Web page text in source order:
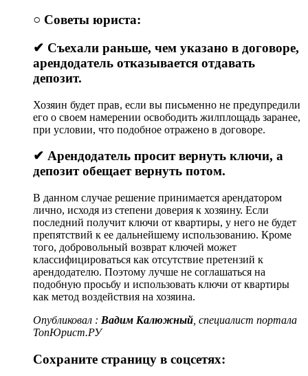
○ Советы юриста:
✔ Съехали раньше, чем указано в договоре,
арендодатель отказывается отдавать
депозит.
Хозяин будет прав, если вы письменно не предупредили
его о своем намерении освободить жилплощадь заранее,
при условии, что подобное отражено в договоре.
✔ Арендодатель просит вернуть ключи, а
депозит обещает вернуть потом.
В данном случае решение принимается арендатором
лично, исходя из степени доверия к хозяину. Если
последний получит ключи от квартиры, у него не будет
препятствий к ее дальнейшему использованию. Кроме
того, добровольный возврат ключей может
классифицироваться как отсутствие претензий к
арендодателю. Поэтому лучше не соглашаться на
подобную просьбу и использовать ключи от квартиры
как метод воздействия на хозяина.
Опубликовал : Вадим Калюжный , специалист портала
ТопЮрист.РУ
Сохраните страницу в cоцcетях: